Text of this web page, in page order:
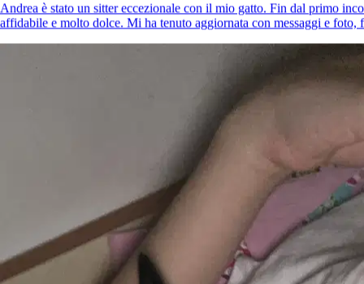
1 recensione
Venezia, 30174
Andrea è stato un sitter eccezionale con il mio gatto. Fin dal primo
affidabile e molto dolce. Mi ha tenuto aggiornata con messaggi e foto,